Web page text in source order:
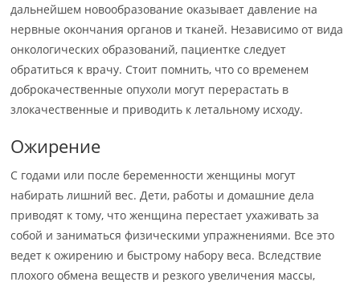
дальнейшем новообразование оказывает давление на
нервные окончания органов и тканей. Независимо от вида
онкологических образований, пациентке следует
обратиться к врачу. Стоит помнить, что со временем
доброкачественные опухоли могут перерастать в
злокачественные и приводить к летальному исходу.
Ожирение
С годами или после беременности женщины могут
набирать лишний вес. Дети, работы и домашние дела
приводят к тому, что женщина перестает ухаживать за
собой и заниматься физическими упражнениями. Все это
ведет к ожирению и быстрому набору веса. Вследствие
плохого обмена веществ и резкого увеличения массы,